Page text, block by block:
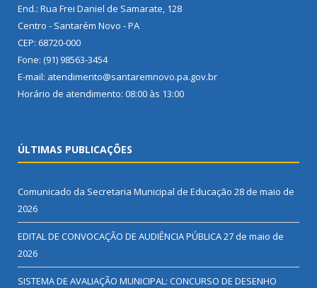
End.: Rua Frei Daniel de Samarate, 128
Centro - Santarém Novo - PA
CEP: 68720-000
Fone: (91) 98563-3454
E-mail: atendimento@santaremnovo.pa.gov.br
Horário de atendimento: 08:00 às 13:00
ÚLTIMAS PUBLICAÇÕES
Comunicado da Secretaria Municipal de Educação 28 de maio de
2026
EDITAL DE CONVOCAÇÃO DE AUDIÊNCIA PÚBLICA27 de maio de
2026
SISTEMA DE AVALIAÇÃO MUNICIPAL: CONCURSO DE DESENHO